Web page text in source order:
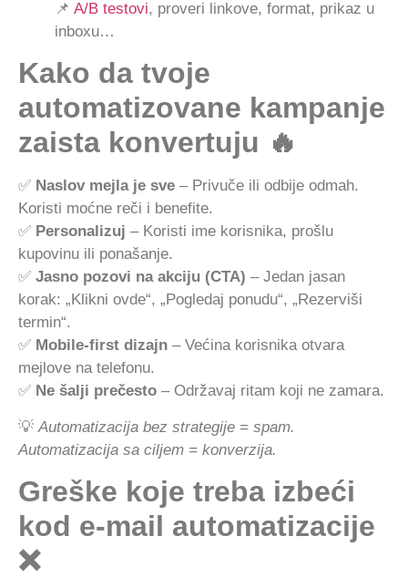
📌 A/B testovi, proveri linkove, format, prikaz u
inboxu…
Kako da tvoje
automatizovane kampanje
zaista konvertuju 🔥
✅ Naslov mejla je sve – Privuče ili odbije odmah.
Koristi moćne reči i benefite.
✅ Personalizuj – Koristi ime korisnika, prošlu
kupovinu ili ponašanje.
✅ Jasno pozovi na akciju (CTA) – Jedan jasan
korak: „Klikni ovde“, „Pogledaj ponudu“, „Rezerviši
termin“.
✅ Mobile-first dizajn – Većina korisnika otvara
mejlove na telefonu.
✅ Ne šalji prečesto – Održavaj ritam koji ne zamara.
💡Automatizacija bez strategije = spam.
Automatizacija sa ciljem = konverzija.
Greške koje treba izbeći
kod e-mail automatizacije
❌